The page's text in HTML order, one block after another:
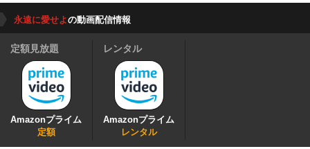
永遠に愛せよの動画配信情報
定額見放題
Amazonプライム
定額
レンタル
Amazonプライム
レンタル